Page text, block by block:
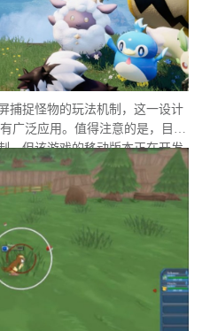
捕捉怪物的玩法机制，这一设计
广泛应用。值得注意的是，目前
，但该游戏的移动版本正在开发
天堂在当前时间点针对此项专利
接原因。